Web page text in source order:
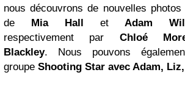
nous découvrons de nouvelles photos
de Mia Hall et Adam
respectivement par Chloé
Blackley.
Nous pouvons
groupe Shooting Star avec Adam,